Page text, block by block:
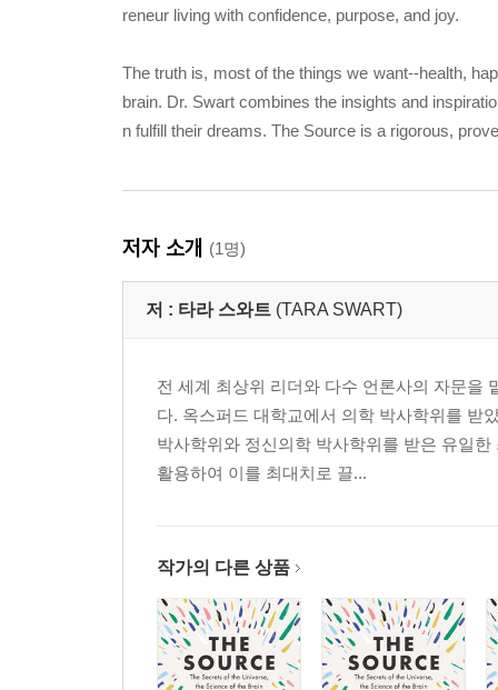
reneur living with confidence, purpose, and joy.
The truth is, most of the things we want--health,
brain. Dr. Swart combines the insights and
n fulfill their dreams. The Source is a rigorous,
저자 소개 (1명)
저 : 타라 스와트 (TARA SWART)
전 세계 최상위 리더와 다수 언론사의 자문을
다. 옥스퍼드 대학교에서 의학 박사학위를 받
박사학위와 정신의학 박사학위를 받은 유일
활용하여 이를 최대치로 끌...
작가의 다른 상품